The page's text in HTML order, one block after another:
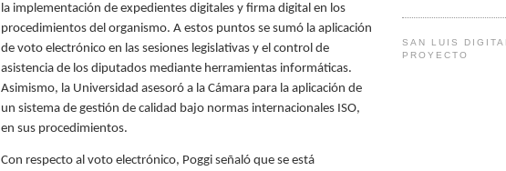
la implementación de expedientes digitales y firma digital en los
procedimientos del organismo. A estos puntos se sumó la aplicación
de voto electrónico en las sesiones legislativas y el control de
asistencia de los diputados mediante herramientas informáticas.
Asimismo, la Universidad asesoró a la Cámara para la aplicación de
un sistema de gestión de calidad bajo normas internacionales ISO,
en sus procedimientos.
Con respecto al voto electrónico, Poggi señaló que se está
SAN LUIS
PROYECTO